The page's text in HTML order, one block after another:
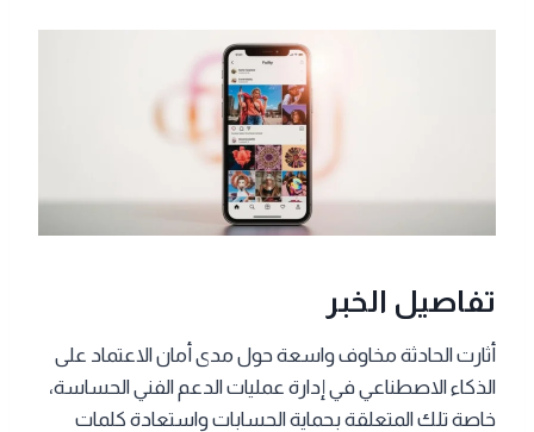
تفاصيل الخبر
أثارت الحادثة مخاوف واسعة حول مدى أمان الاعتماد على
الذكاء الاصطناعي في إدارة عمليات الدعم الفني الحساسة،
خاصة تلك المتعلقة بحماية الحسابات واستعادة كلمات